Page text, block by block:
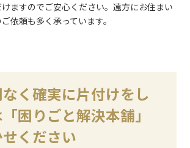
ますのでご安心ください。遠方にお住まい
依頼も多く承っています。
く確実に片付けをし
困りごと解決本舗」
ください